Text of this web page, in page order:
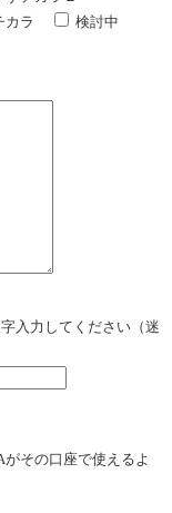
カラ
検討中
入力してください（迷
その口座で使えるよ